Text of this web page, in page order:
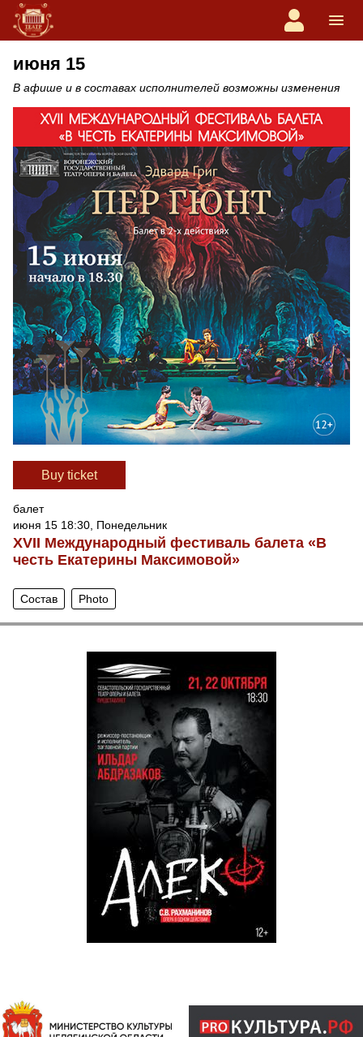
июня 15
В афише и в составах исполнителей возможны изменения
Вuy ticket
балет
июня 15 18:30, Понедельник
XVII Международный фестиваль балета «В
честь Екатерины Максимовой»
Состав Photo